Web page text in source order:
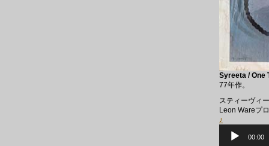
Syreeta / One
77年作。
スティーヴィ
Leon Wareプ
♪
00:00